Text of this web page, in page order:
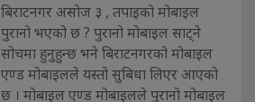
बिराटनगर असोज ३ , तपाइको मोबाइल
पुरानो भएको छ ? पुरानो मोबाइल साट्ने
सोचमा हुनुहुन्छ भने बिराटनगरको मोबाइल
एण्ड मोबाइलले यस्तो सुबिधा लिएर आएको
छ । मोबाइल एण्ड मोबाइलले पुरानो मोबाइल